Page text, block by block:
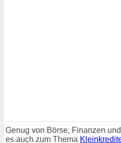
Genug von Börse, Finanzen
es auch zum Thema